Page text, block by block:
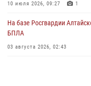
Управление Росгвардии по
02 июля 2026, 00:55
В краевом управлении
10 июля 2026, 09:27 1
На базе Росгвардии
БПЛА
03 августа 2026, 02:43